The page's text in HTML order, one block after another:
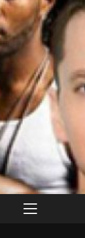
PRIMARY